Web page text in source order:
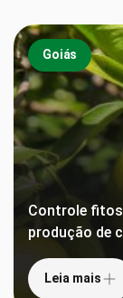
Goiás
Controle
produção de
Leia mais